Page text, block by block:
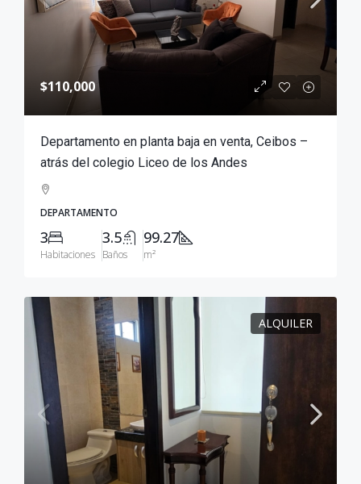
$110,000
Departamento en planta baja en venta, Ceibos –
atrás del colegio Liceo de los Andes
DEPARTAMENTO
3
Habitaciones
3.5
Baños
99.27
m²
ALQUILER